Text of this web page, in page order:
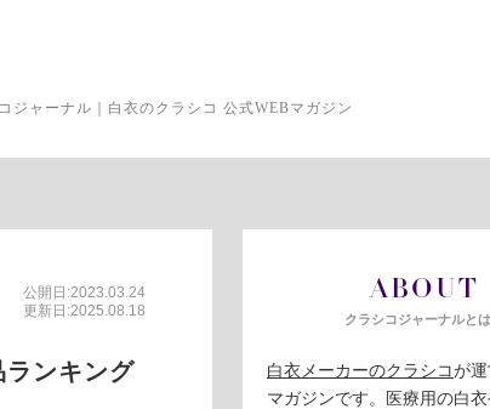
ジャーナル｜白衣のクラシコ 公式WEBマガジン
公開日:2023.03.24
更新日:2025.08.18
ランキング
ABOUT
クラシコジャーナルと
白衣メーカーのクラシコが
マガジンです。医療用の白